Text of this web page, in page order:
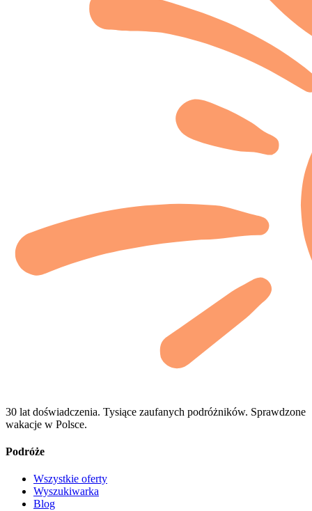
30 lat doświadczenia. Tysiące zaufanych podróżników. Sprawdzone
wakacje w Polsce.
Podróże
Wszystkie oferty
Wyszukiwarka
Blog